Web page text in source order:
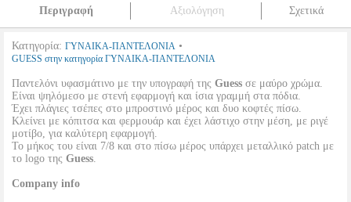
Περιγραφή Αξιολόγηση Σχετικά
Κατηγορία: ΓΥΝΑΙΚΑ-ΠΑΝΤΕΛΟΝΙΑ •
GUESS στην κατηγορία ΓΥΝΑΙΚΑ-ΠΑΝΤΕΛΟΝΙΑ
Παντελόνι υφασμάτινο με την υπογραφή της Guess σε μαύρο χρώμα.
Είναι ψηλόμεσο με στενή εφαρμογή και ίσια γραμμή στα πόδια.
Έχει πλάγιες τσέπες στο μπροστινό μέρος και δυο κοφτές πίσω.
Κλείνει με κόπιτσα και φερμουάρ και έχει λάστιχο στην μέση, με ριγέ
μοτίβο, για καλύτερη εφαρμογή.
Το μήκος του είναι 7/8 και στο πίσω μέρος υπάρχει μεταλλικό patch με
το logo της Guess.
Company info